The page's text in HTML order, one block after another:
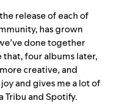
release of each of
has grown
done together
four albums later,
creative, and
and gives me a lot of
Tribu and Spotify.